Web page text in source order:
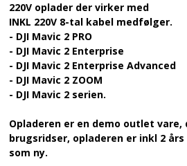
220V oplader der virker med
INKL 220V 8-tal kabel medfølger.
- DJI Mavic 2 PRO
- DJI Mavic 2 Enterprise
- DJI Mavic 2 Enterprise Advanced
- DJI Mavic 2 ZOOM
- DJI Mavic 2 serien.
Opladeren er en demo outlet
brugsridser, opladeren er inkl 2
som ny.